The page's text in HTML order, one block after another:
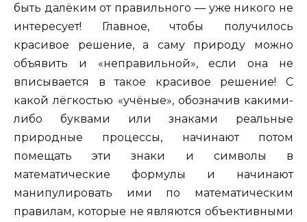
быть далёким от правильного — уже никого не
интересует! Главное, чтобы получилось
красивое решение, а саму природу можно
объявить и «неправильной», если она не
вписывается в такое красивое решение! С
какой лёгкостью «учёные», обозначив какими-
либо буквами или знаками реальные
природные процессы, начинают потом
помещать эти знаки и символы в
математические формулы и начинают
манипулировать ими по математическим
правилам, которые не являются объективными